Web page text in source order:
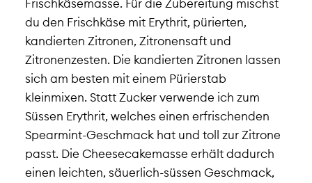
Frischkäsemasse. Für die Zubereitung mischst
du den Frischkäse mit Erythrit, pürierten,
kandierten Zitronen, Zitronensaft und
Zitronenzesten. Die kandierten Zitronen lassen
sich am besten mit einem Pürierstab
kleinmixen. Statt Zucker verwende ich zum
Süssen Erythrit, welches einen erfrischenden
Spearmint-Geschmack hat und toll zur Zitrone
passt. Die Cheesecakemasse erhält dadurch
einen leichten, säuerlich-süssen Geschmack,